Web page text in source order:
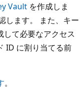
Vault を作成しま
します。 また、キー
して必要なアクセス
ID に割り当てる前
。